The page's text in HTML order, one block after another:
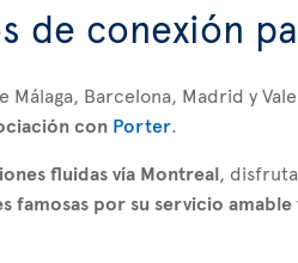
de conexión
Málaga, Barcelona, Madrid y
con Porter.
fluidas vía Montreal,
famosas por su servicio